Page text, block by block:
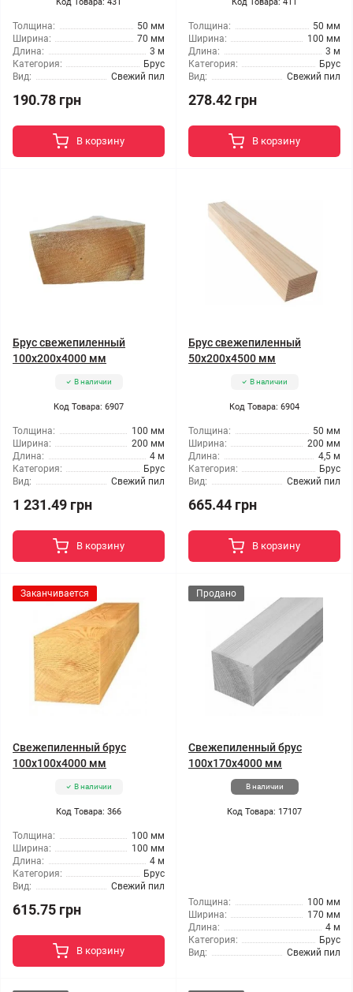
Толщина:
50 мм
Ширина:
70 мм
Длина:
3 м
Категория:
Брус
Вид:
Свежий пил
190.78 грн
В корзину
Толщина:
50 мм
Ширина:
100 мм
Длина:
3 м
Категория:
Брус
Вид:
Свежий пил
278.42 грн
В корзину
Брус свежепиленный
100x200x4000 мм
В наличии
Код Товара: 6907
Толщина:
100 мм
Ширина:
200 мм
Длина:
4 м
Категория:
Брус
Вид:
Свежий пил
1 231.49 грн
В корзину
Брус свежепиленный
50x200x4500 мм
В наличии
Код Товара: 6904
Толщина:
50 мм
Ширина:
200 мм
Длина:
4,5 м
Категория:
Брус
Вид:
Свежий пил
665.44 грн
В корзину
Заканчивается
Свежепиленный брус
100x100x4000 мм
В наличии
Код Товара: 366
Толщина:
100 мм
Ширина:
100 мм
Длина:
4 м
Категория:
Брус
Вид:
Свежий пил
615.75 грн
В корзину
Продано
Свежепиленный брус
100x170x4000 мм
В наличии
Код Товара: 17107
Толщина:
100 мм
Ширина:
170 мм
Длина:
4 м
Категория:
Брус
Вид:
Свежий пил